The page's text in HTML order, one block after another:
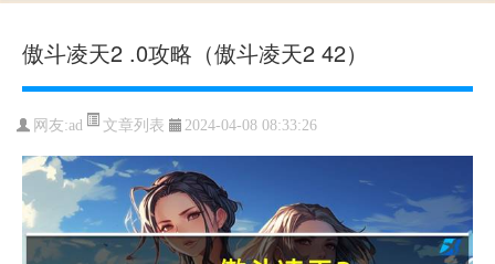
傲斗凌天2 .0攻略（傲斗凌天2 42）
网友:ad 文章列表 2024-04-08 08:33:26